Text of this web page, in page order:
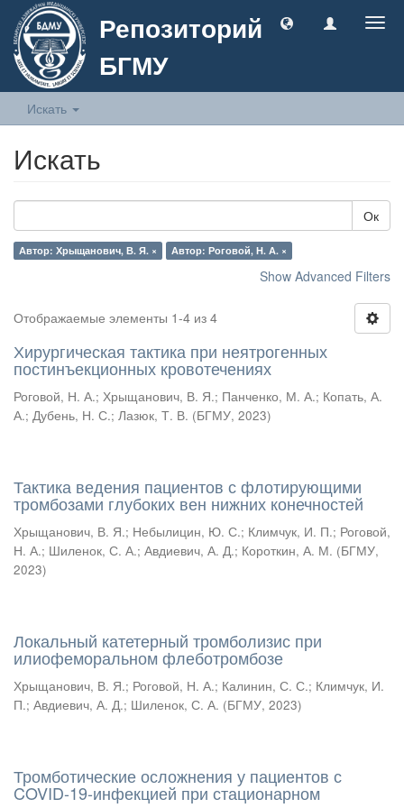
Репозиторий
БГМУ
Искать
Искать
Ок
Автор: Хрыщанович, В. Я. × Автор: Роговой, Н. А. ×
Show Advanced Filters
Отображаемые элементы 1-4 из 4
Хирургическая тактика при неятрогенных
постинъекционных кровотечениях
Роговой, Н. А.; Хрыщанович, В. Я.; Панченко, М. А.; Копать, А.
А.; Дубень, Н. С.; Лазюк, Т. В. (БГМУ, 2023)
Тактика ведения пациентов с флотирующими
тромбозами глубоких вен нижних конечностей
Хрыщанович, В. Я.; Небылицин, Ю. С.; Климчук, И. П.; Роговой,
Н. А.; Шиленок, С. А.; Авдиевич, А. Д.; Короткин, А. М. (БГМУ,
2023)
Локальный катетерный тромболизис при
илиофеморальном флеботромбозе
Хрыщанович, В. Я.; Роговой, Н. А.; Калинин, С. С.; Климчук, И.
П.; Авдиевич, А. Д.; Шиленок, С. А. (БГМУ, 2023)
Тромботические осложнения у пациентов с
COVID-19-инфекцией при стационарном